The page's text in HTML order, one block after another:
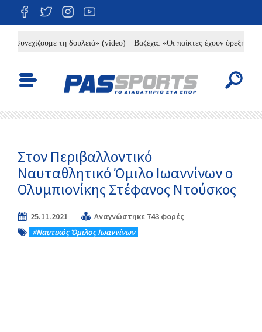
τη δουλειά» (video) Βαζέχα: «Οι παίκτες έχουν όρεξη,
Στον Περιβαλλοντικό
Ναυταθλητικό Όμιλο Ιωαννίνων ο
Ολυμπιονίκης Στέφανος Ντούσκος
25.11.2021
Αναγνώστηκε 743 φορές
#Ναυτικός Όμιλος Ιωαννίνων